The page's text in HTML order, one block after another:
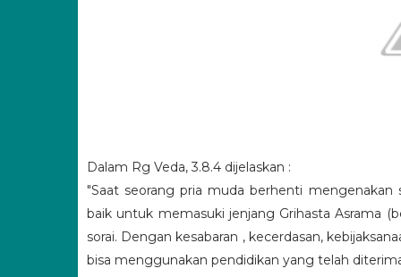
Dalam Rg Veda, 3.8.4 dijelaskan :
"Saat seorang pria muda berhenti
baik untuk memasuki jenjang Grihasta Asrama
sorai. Dengan kesabaran , kecerdasan,
bisa menggunakan pendidikan yang telah